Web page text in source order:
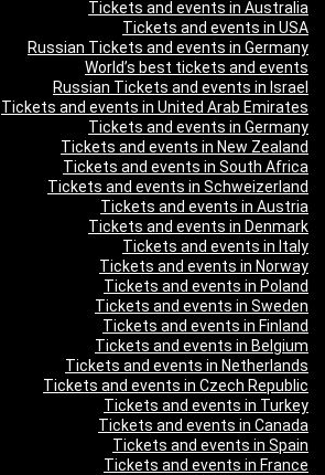
Tickets and events in Australia
Tickets and events in USA
Russian Tickets and events in Germany
World’s best tickets and events
Russian Tickets and events in Israel
Tickets and events in United Arab Emirates
Tickets and events in Germany
Tickets and events in New Zealand
Tickets and events in South Africa
Tickets and events in Schweizerland
Tickets and events in Austria
Tickets and events in Denmark
Tickets and events in Italy
Tickets and events in Norway
Tickets and events in Poland
Tickets and events in Sweden
Tickets and events in Finland
Tickets and events in Belgium
Tickets and events in Netherlands
Tickets and events in Czech Republic
Tickets and events in Turkey
Tickets and events in Canada
Tickets and events in Spain
Tickets and events in France